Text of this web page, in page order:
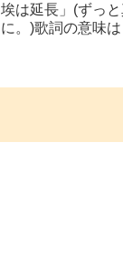
埃は延長」(ずっ
に。)歌詞の意味は